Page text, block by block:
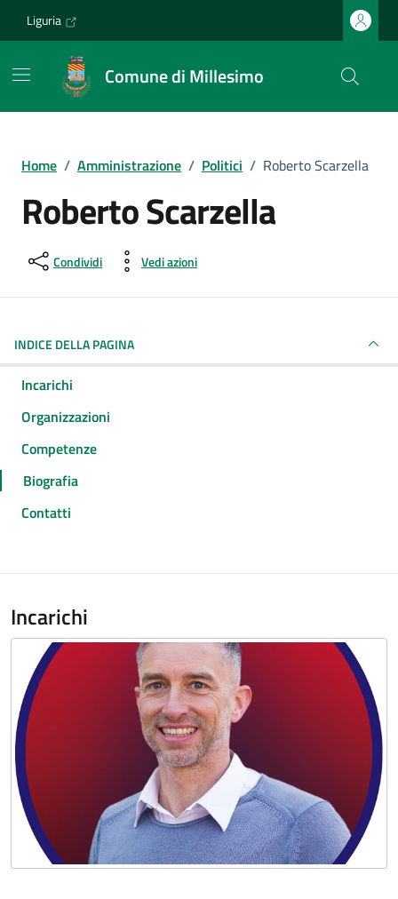
Liguria
Comune di Millesimo
Home / Amministrazione / Politici / Roberto Scarzella
Roberto Scarzella
Condividi Vedi azioni
INDICE DELLA PAGINA
Incarichi
Organizzazioni
Competenze
Biografia
Contatti
Incarichi